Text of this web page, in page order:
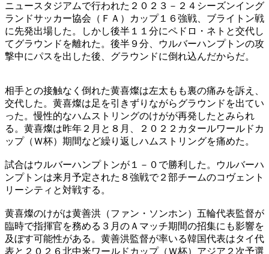
ニュースタジアムで行われた２０２３－２４シーズンイング
ランドサッカー協会（ＦＡ）カップ１６強戦、ブライトン戦
に先発出場した。しかし後半１１分にペドロ・ネトと交代し
てグラウンドを離れた。後半９分、ウルバーハンプトンの攻
撃中にパスを出した後、グラウンドに倒れ込んだからだ。
相手との接触なく倒れた黄喜燦は左太もも裏の痛みを訴え、
交代した。黄喜燦は足を引きずりながらグラウンドを出てい
った。慢性的なハムストリングのけがが再発したとみられ
る。黄喜燦は昨年２月と８月、２０２２カタールワールドカ
ップ（Ｗ杯）期間など繰り返しハムストリングを痛めた。
試合はウルバーハンプトンが１－０で勝利した。ウルバーハ
ンプトンは来月予定された８強戦で２部チームのコヴェント
リーシティと対戦する。
黄喜燦のけがは黄善洪（ファン・ソンホン）五輪代表監督が
臨時で指揮官を務める３月のＡマッチ期間の招集にも影響を
及ぼす可能性がある。黄善洪監督が率いる韓国代表はタイ代
表と２０２６北中米ワールドカップ（Ｗ杯）アジア２次予選